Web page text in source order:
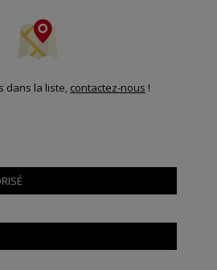
dans la liste, contactez-nous !